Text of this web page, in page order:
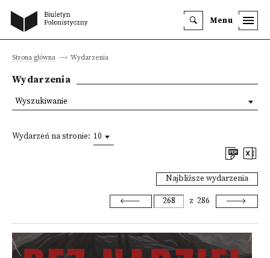
Menu
Strona główna Wydarzenia
Wydarzenia
Wydarzeń na stronie: 10
Najbliższe wydarzenia
z 286
Wyszukiwanie